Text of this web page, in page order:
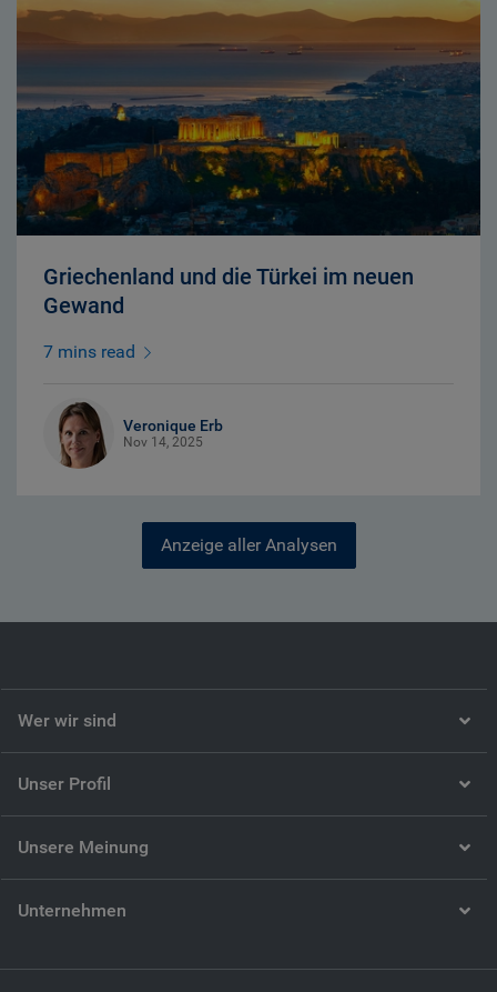
Griechenland und die Türkei im neuen
Gewand
7 mins read
Veronique Erb
Nov 14, 2025
Anzeige aller Analysen
Wer wir sind
Unser Profil
Unsere Meinung
Unternehmen